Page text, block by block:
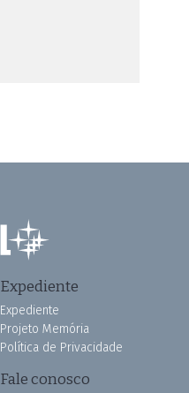
Expediente
Expediente
Projeto Memória
Política de Privacidade
Fale conosco